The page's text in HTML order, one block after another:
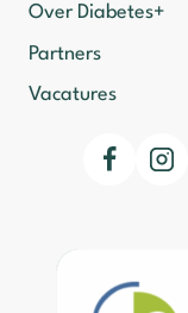
Over Diabetes+
Partners
Vacatures